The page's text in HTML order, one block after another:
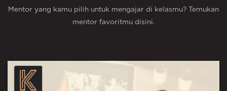
Mentor yang kamu pilih untuk mengajar di kelasmu? Temukan
mentor favoritmu disini.